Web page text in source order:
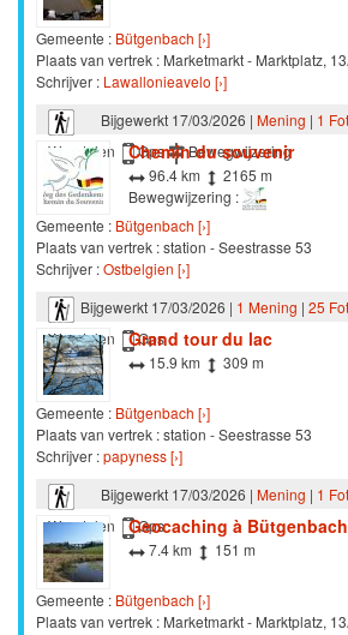
Gemeente : Bütgenbach [›]
Plaats van vertrek : Marketmarkt - Marktplatz,
Schrijver : Lawallonieavelo [›]
Bijgewerkt 17/03/2026 | Mening | 1
Wandelen
Gps Bewegwijzering
Chemin du souvenir
96.4 km
2165 m
Bewegwijzering :
Gemeente : Bütgenbach [›]
Plaats van vertrek : station - Seestrasse 53
Schrijver :Ostbelgien [›]
Bijgewerkt 17/03/2026 | 1 Mening | 25
Wandelen
Gps
Grand tour du lac
15.9 km 309 m
Gemeente : Bütgenbach [›]
Plaats van vertrek : station - Seestrasse 53
Schrijver :papyness [›]
Bijgewerkt 17/03/2026 | Mening | 1
Wandelen
Gps
Geocaching à
7.4 km 151 m
Gemeente : Bütgenbach [›]
Plaats van vertrek : Marketmarkt - Marktplatz,